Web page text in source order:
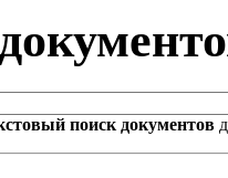
поиск документов